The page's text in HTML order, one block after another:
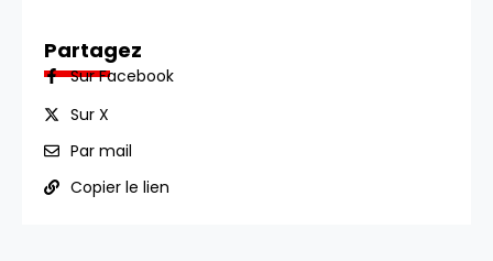
Partagez
Sur Facebook
Sur X
Par mail
Copier le lien